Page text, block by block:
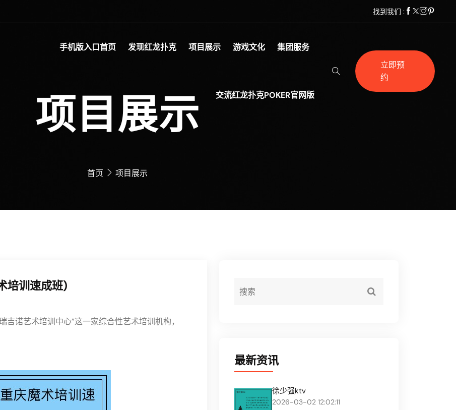
找到我们 :
手机版入口首页 发现红龙扑克 项目展示 游戏文化 集团服务
交流红龙扑克POKER官网版
立即预
约
项目展示
首页 项目展示
培训速成班)
吉诺艺术培训中心”这一家综合性艺术培训机构，
最新资讯
徐少强ktv
2026-03-02 12:02:11